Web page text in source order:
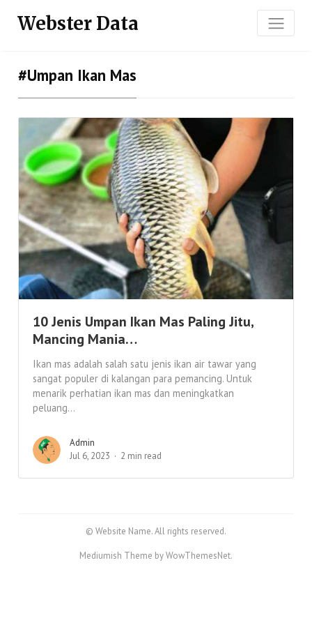
Webster Data
#umpan Ikan Mas
10 Jenis Umpan Ikan Mas Paling Jitu,
Mancing Mania…
Ikan mas adalah salah satu jenis ikan air tawar yang
sangat populer di kalangan para pemancing. Untuk
menarik perhatian ikan mas dan meningkatkan
peluang...
Admin
Jul 6, 2023
2 min read
© Website Name. All rights reserved.
Mediumish Theme by WowThemesNet.